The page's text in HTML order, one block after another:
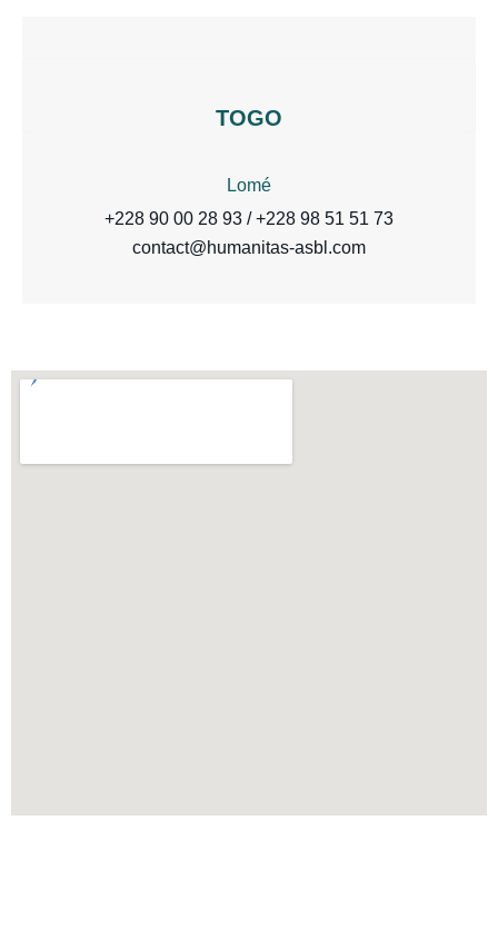
TOGO
Lomé
+228 90 00 28 93 / +228 98 51 51 73
contact@humanitas-asbl.com